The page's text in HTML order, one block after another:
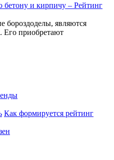
и кирпичу – Рейтинг
бороздоделы, являются
Его приобретают
Как формируется рейтинг